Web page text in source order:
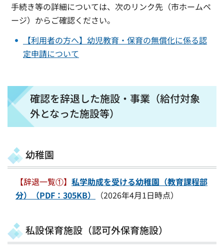
手続き等の詳細については、次のリンク先（市ホームペ
ージ）からご確認ください。
【利用者の方へ】幼児教育・保育の無償化に係る認
定申請について
確認を辞退した施設・事業（給付対象
外となった施設等）
幼稚園
【辞退一覧①】 私学助成を受ける幼稚園（教育課程部
分）（PDF：305KB）
（2026年4月1日時点）
私設保育施設（認可外保育施設）